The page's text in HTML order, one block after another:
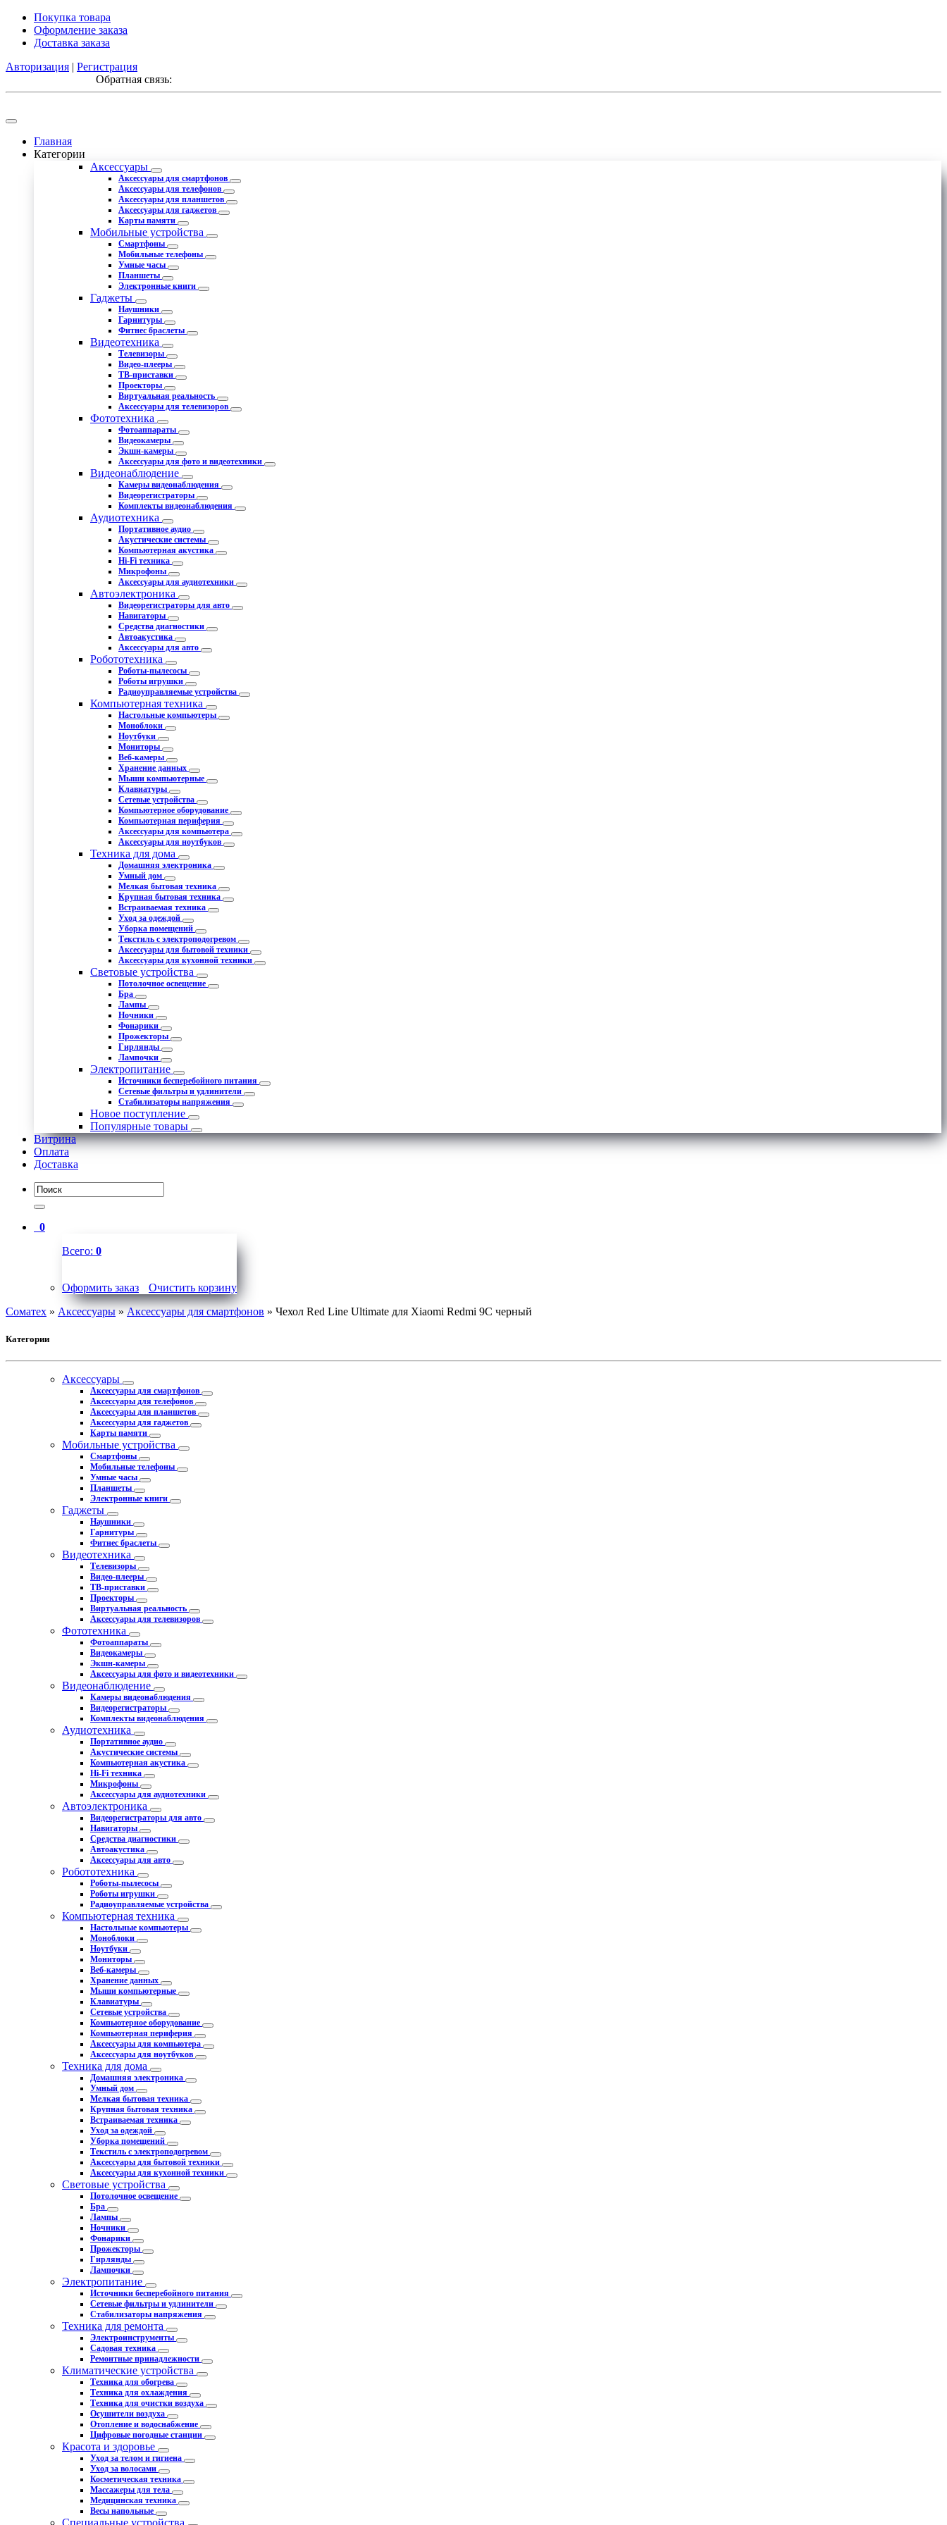
Покупка товара
Оформление заказа
Доставка заказа
Авторизация | Регистрация
Обратная связь:
Главная
Категории
Аксессуары
Аксессуары для смартфонов
Аксессуары для телефонов
Аксессуары для планшетов
Аксессуары для гаджетов
Карты памяти
Мобильные устройства
Смартфоны
Мобильные телефоны
Умные часы
Планшеты
Электронные книги
Гаджеты
Наушники
Гарнитуры
Фитнес браслеты
Видеотехника
Телевизоры
Видео-плееры
ТВ-приставки
Проекторы
Виртуальная реальность
Аксессуары для телевизоров
Фототехника
Фотоаппараты
Видеокамеры
Экшн-камеры
Аксессуары для фото и видеотехники
Видеонаблюдение
Камеры видеонаблюдения
Видеорегистраторы
Комплекты видеонаблюдения
Аудиотехника
Портативное аудио
Акустические системы
Компьютерная акустика
Hi-Fi техника
Микрофоны
Аксессуары для аудиотехники
Автоэлектроника
Видеорегистраторы для авто
Навигаторы
Средства диагностики
Автоакустика
Аксессуары для авто
Робототехника
Роботы-пылесосы
Роботы игрушки
Радиоуправляемые устройства
Компьютерная техника
Настольные компьютеры
Моноблоки
Ноутбуки
Мониторы
Веб-камеры
Хранение данных
Мыши компьютерные
Клавиатуры
Сетевые устройства
Компьютерное оборудование
Компьютерная периферия
Аксессуары для компьютера
Аксессуары для ноутбуков
Техника для дома
Домашняя электроника
Умный дом
Мелкая бытовая техника
Крупная бытовая техника
Встраиваемая техника
Уход за одеждой
Уборка помещений
Текстиль с электроподогревом
Аксессуары для бытовой техники
Аксессуары для кухонной техники
Световые устройства
Потолочное освещение
Бра
Лампы
Ночники
Фонарики
Прожекторы
Гирлянды
Лампочки
Электропитание
Источники бесперебойного питания
Сетевые фильтры и удлинители
Стабилизаторы напряжения
Новое поступление
Популярные товары
Витрина
Оплата
Доставка
0
Всего: 0
Оформить заказ
Очистить корзину
Соматех » Аксессуары»Аксессуары для смартфонов » Чехол Red Line Ultimate для Xiaomi Redmi 9C черный
Категории
Аксессуары
Аксессуары для смартфонов
Аксессуары для телефонов
Аксессуары для планшетов
Аксессуары для гаджетов
Карты памяти
Мобильные устройства
Смартфоны
Мобильные телефоны
Умные часы
Планшеты
Электронные книги
Гаджеты
Наушники
Гарнитуры
Фитнес браслеты
Видеотехника
Телевизоры
Видео-плееры
ТВ-приставки
Проекторы
Виртуальная реальность
Аксессуары для телевизоров
Фототехника
Фотоаппараты
Видеокамеры
Экшн-камеры
Аксессуары для фото и видеотехники
Видеонаблюдение
Камеры видеонаблюдения
Видеорегистраторы
Комплекты видеонаблюдения
Аудиотехника
Портативное аудио
Акустические системы
Компьютерная акустика
Hi-Fi техника
Микрофоны
Аксессуары для аудиотехники
Автоэлектроника
Видеорегистраторы для авто
Навигаторы
Средства диагностики
Автоакустика
Аксессуары для авто
Робототехника
Роботы-пылесосы
Роботы игрушки
Радиоуправляемые устройства
Компьютерная техника
Настольные компьютеры
Моноблоки
Ноутбуки
Мониторы
Веб-камеры
Хранение данных
Мыши компьютерные
Клавиатуры
Сетевые устройства
Компьютерное оборудование
Компьютерная периферия
Аксессуары для компьютера
Аксессуары для ноутбуков
Техника для дома
Домашняя электроника
Умный дом
Мелкая бытовая техника
Крупная бытовая техника
Встраиваемая техника
Уход за одеждой
Уборка помещений
Текстиль с электроподогревом
Аксессуары для бытовой техники
Аксессуары для кухонной техники
Световые устройства
Потолочное освещение
Бра
Лампы
Ночники
Фонарики
Прожекторы
Гирлянды
Лампочки
Электропитание
Источники бесперебойного питания
Сетевые фильтры и удлинители
Стабилизаторы напряжения
Техника для ремонта
Электроинструменты
Садовая техника
Ремонтные принадлежности
Климатические устройства
Техника для обогрева
Техника для охлаждения
Техника для очистки воздуха
Осушители воздуха
Отопление и водоснабжение
Цифровые погодные станции
Красота и здоровье
Уход за телом и гигиена
Уход за волосами
Косметическая техника
Массажеры для тела
Медицинская техника
Весы напольные